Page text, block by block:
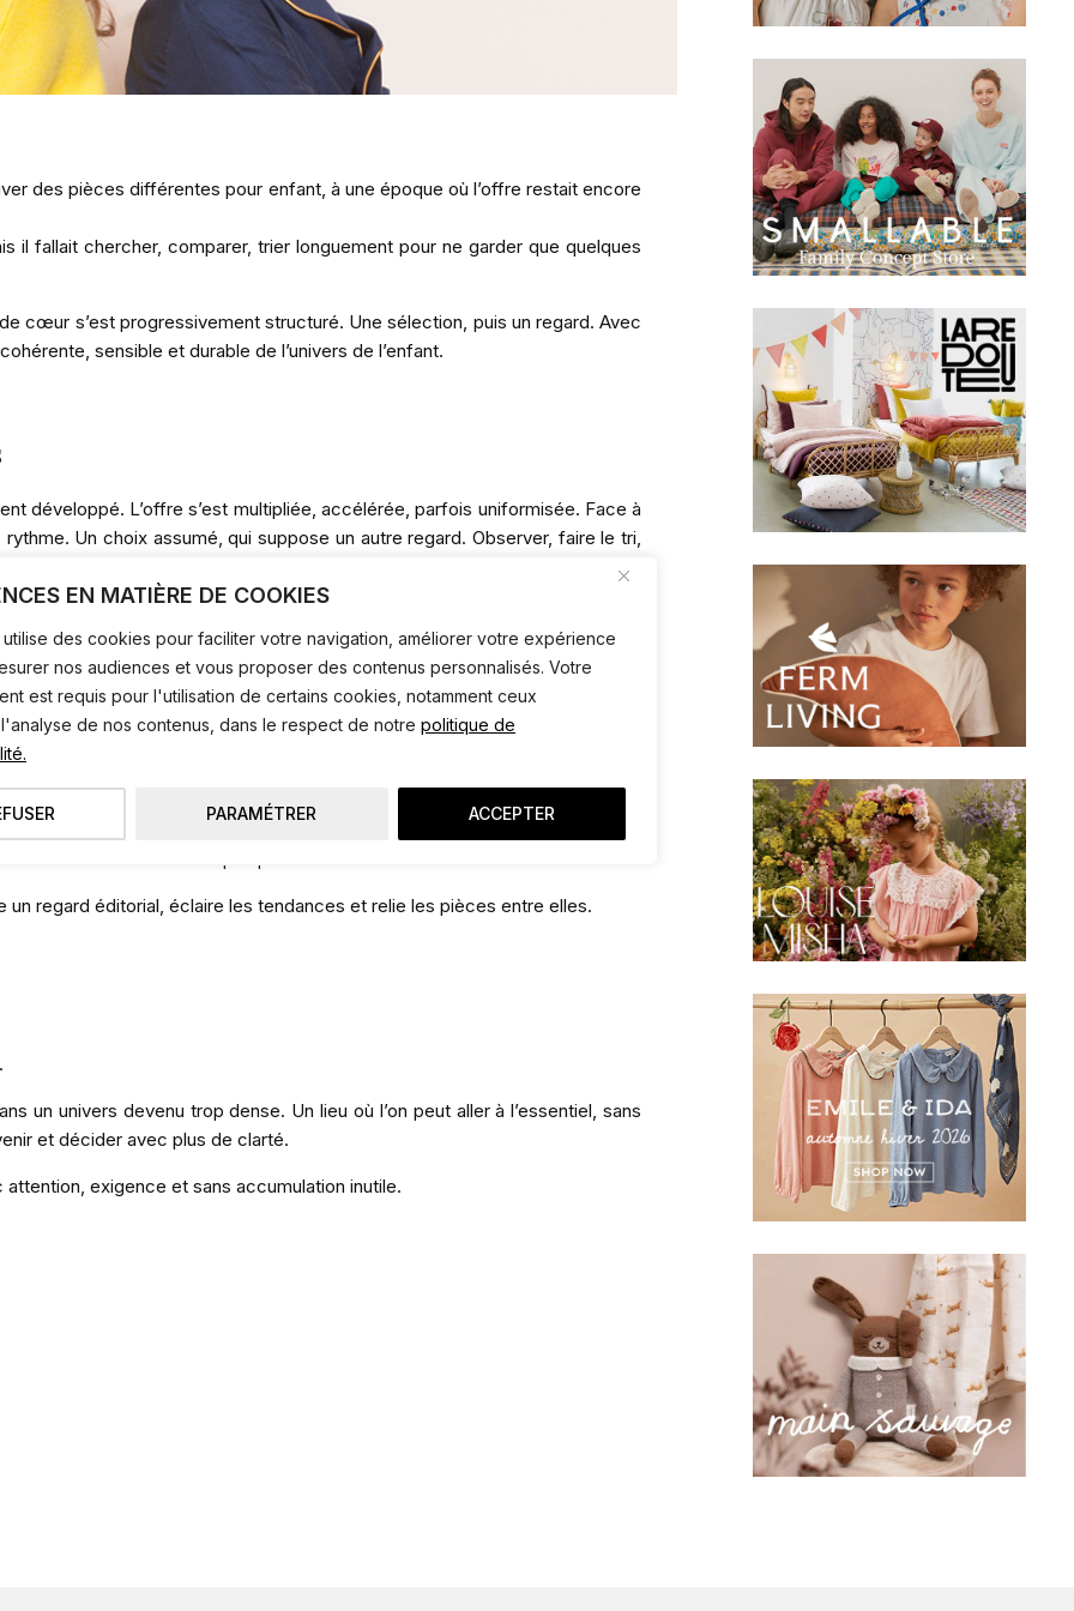
EN MATIÈRE DE COOKIES
des cookies pour faciliter votre navigation, améliorer votre expérience
nos audiences et vous proposer des contenus personnalisés. Votre
est requis pour l'utilisation de certains cookies, notamment ceux
de nos contenus, dans le respect de notre politique de
PARAMÉTRER ACCEPTER
des pièces différentes pour enfant, à une époque où l’offre restait encore
il fallait chercher, comparer, trier longuement pour ne garder que quelques
cœur s’est progressivement structuré. Une sélection, puis un regard. Avec
sensible et durable de l’univers de l’enfant.
développé. L’offre s’est multipliée, accélérée, parfois uniformisée. Face à
Un choix assumé, qui suppose un autre regard. Observer, faire le tri,
accessibles, sans jamais renoncer à la qualité ni à l’esthétique.
Nous ne cherchons pas à tout montrer. Chaque pièce est sélectionnée
regard éditorial, éclaire les tendances et relie les pièces entre elles.
un univers devenu trop dense. Un lieu où l’on peut aller à l’essentiel, sans
et décider avec plus de clarté.
exigence et sans accumulation inutile.